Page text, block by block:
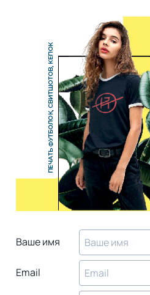
Ваше имя
Email